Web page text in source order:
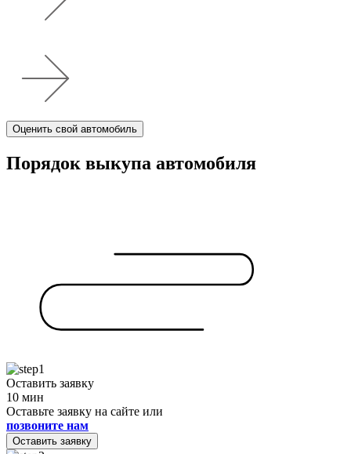
Оценить свой автомобиль
Порядок выкупа автомобиля
Оставить заявку
10 мин
Оставьте заявку на сайте или
позвоните нам
Оставить заявку